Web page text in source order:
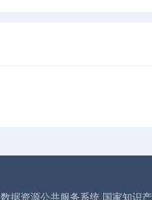
据资源公共服务系统 国家知识